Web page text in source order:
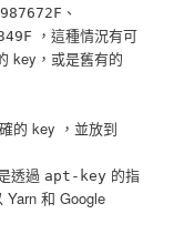
、
，這種情況有可
key，或是舊有的
的 key ，並放到
透過 apt-key 的指
Yarn 和 Google